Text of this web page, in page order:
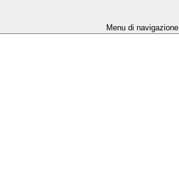
Menu di navigazione